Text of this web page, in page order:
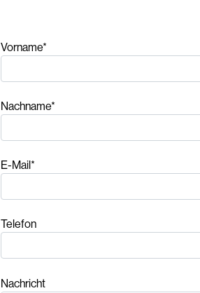
Vorname*
Nachname*
E-Mail*
Telefon
Nachricht